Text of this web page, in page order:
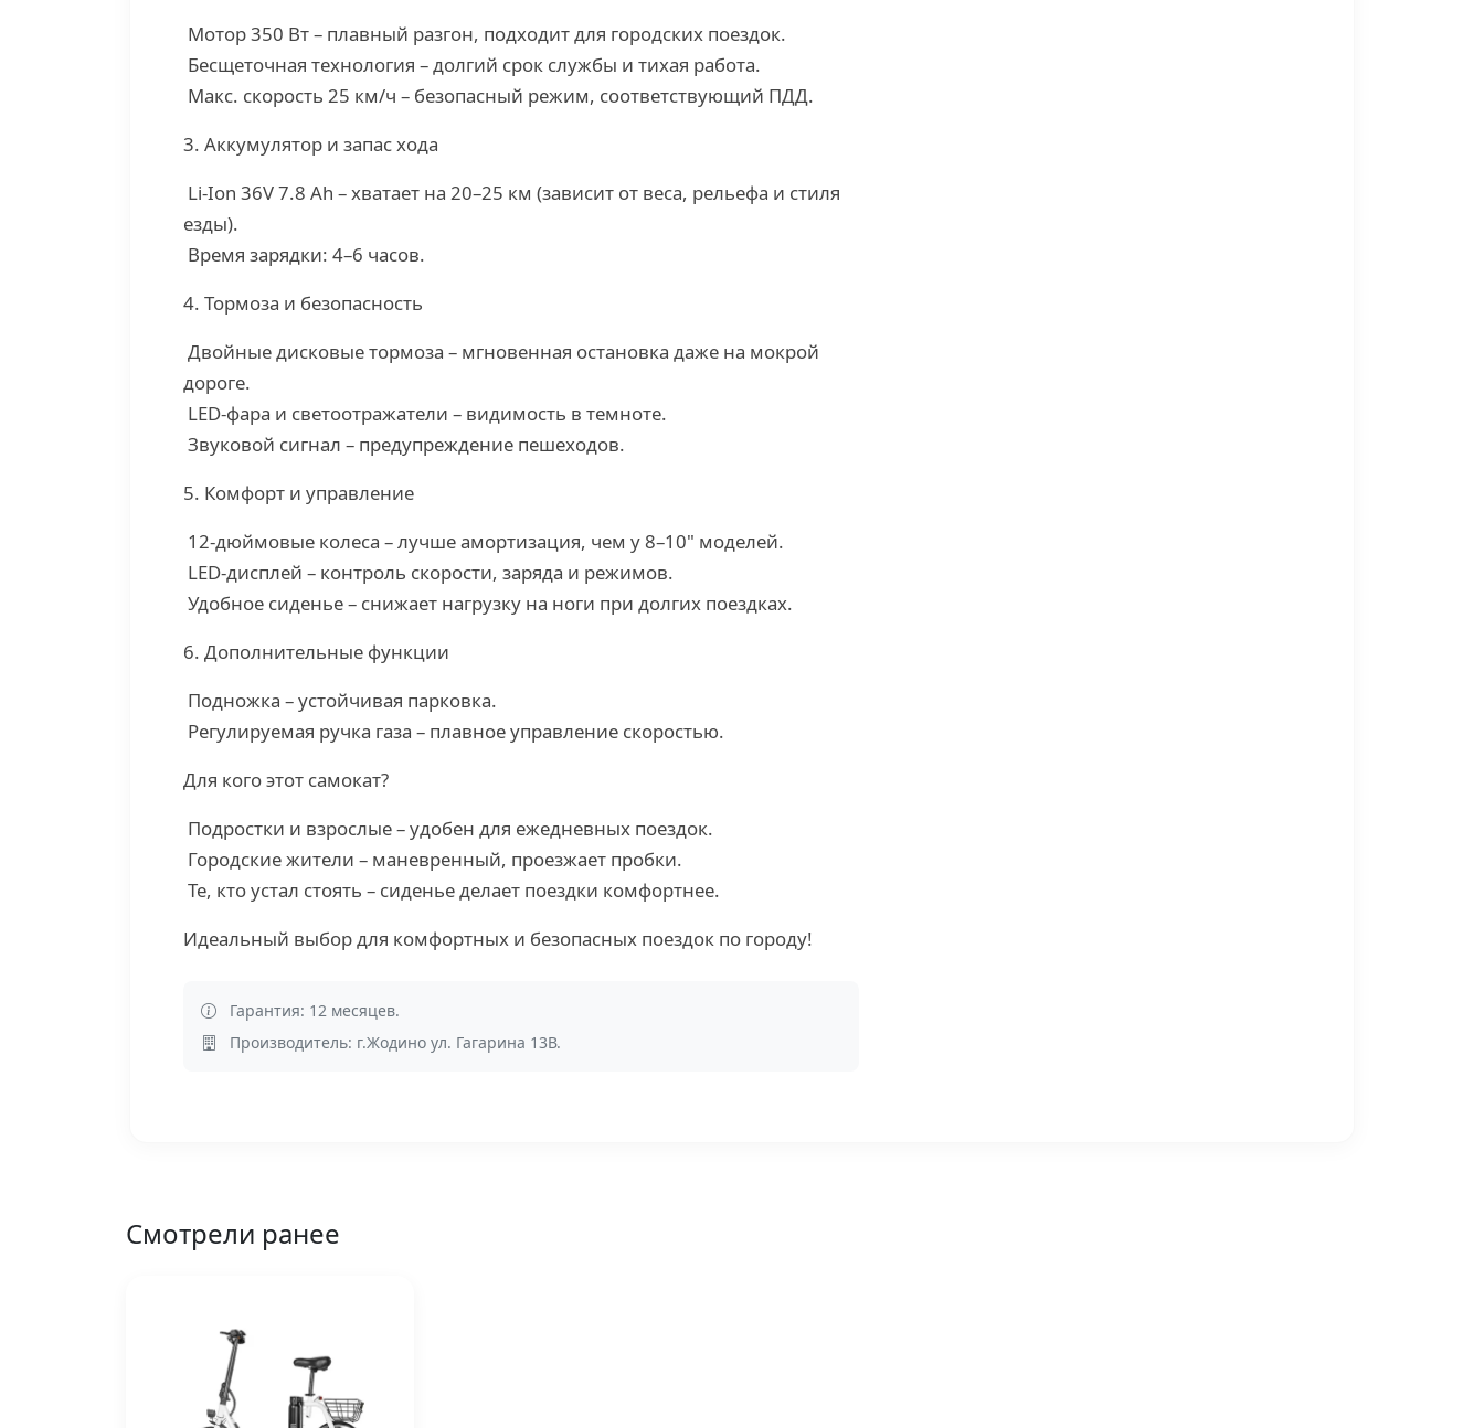
Мотор 350 Вт – плавный разгон, подходит для городских поездок.
Бесщеточная технология – долгий срок службы и тихая работа.
Макс. скорость 25 км/ч – безопасный режим, соответствующий ПДД.
3. Аккумулятор и запас хода
Li-Ion 36V 7.8 Ah – хватает на 20–25 км (зависит от веса, рельефа и стиля
езды).
Время зарядки: 4–6 часов.
4. Тормоза и безопасность
Двойные дисковые тормоза – мгновенная остановка даже на мокрой
дороге.
LED-фара и светоотражатели – видимость в темноте.
Звуковой сигнал – предупреждение пешеходов.
5. Комфорт и управление
12-дюймовые колеса – лучше амортизация, чем у 8–10" моделей.
LED-дисплей – контроль скорости, заряда и режимов.
Удобное сиденье – снижает нагрузку на ноги при долгих поездках.
6. Дополнительные функции
Подножка – устойчивая парковка.
Регулируемая ручка газа – плавное управление скоростью.
Для кого этот самокат?
Подростки и взрослые – удобен для ежедневных поездок.
Городские жители – маневренный, проезжает пробки.
Те, кто устал стоять – сиденье делает поездки комфортнее.
Идеальный выбор для комфортных и безопасных поездок по городу!
Гарантия: 12 месяцев.
Производитель: г.Жодино ул. Гагарина 13В.
Смотрели ранее